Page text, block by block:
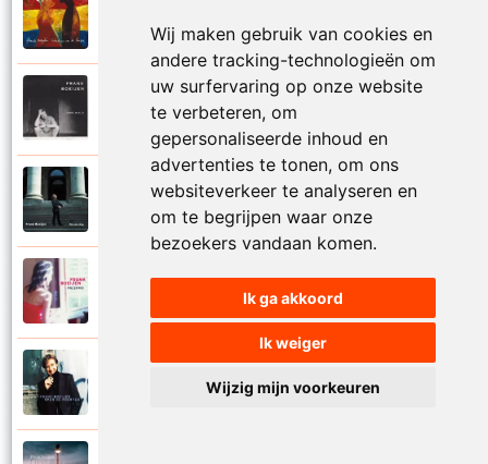
Wij maken gebruik van cookies en
andere tracking-technologieën om
uw surfervaring op onze website
te verbeteren, om
gepersonaliseerde inhoud en
advertenties te tonen, om ons
websiteverkeer te analyseren en
om te begrijpen waar onze
bezoekers vandaan komen.
Ik ga akkoord
Ik weiger
Wijzig mijn voorkeuren
Onder ons
Frank Boeijen
Onschuld
Frank Boeijen
Op een dag
Frank Boeijen
Open de poorten